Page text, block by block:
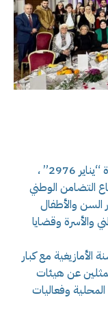
بمناسبة الاحتفالات بالسنة الأمازيغية الجديدة “يناير 2976” ،
التضامن الوطني
السن والأطفال
والأسرة وقضايا
مع كبار
عن هيئات
وفعاليات